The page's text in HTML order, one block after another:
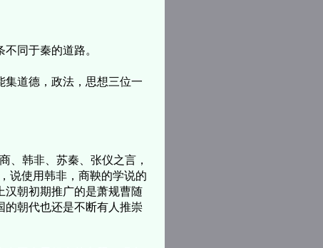
同于秦的道路。
道德，政法，思想三位一
韩非、苏秦、张仪之言，
说使用韩非，商鞅的学说的
汉朝初期推广的是萧规曹随
的朝代也还是不断有人推崇